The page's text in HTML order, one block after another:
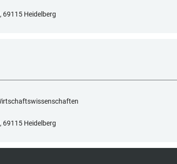
69115 Heidelberg
69115 Heidelberg